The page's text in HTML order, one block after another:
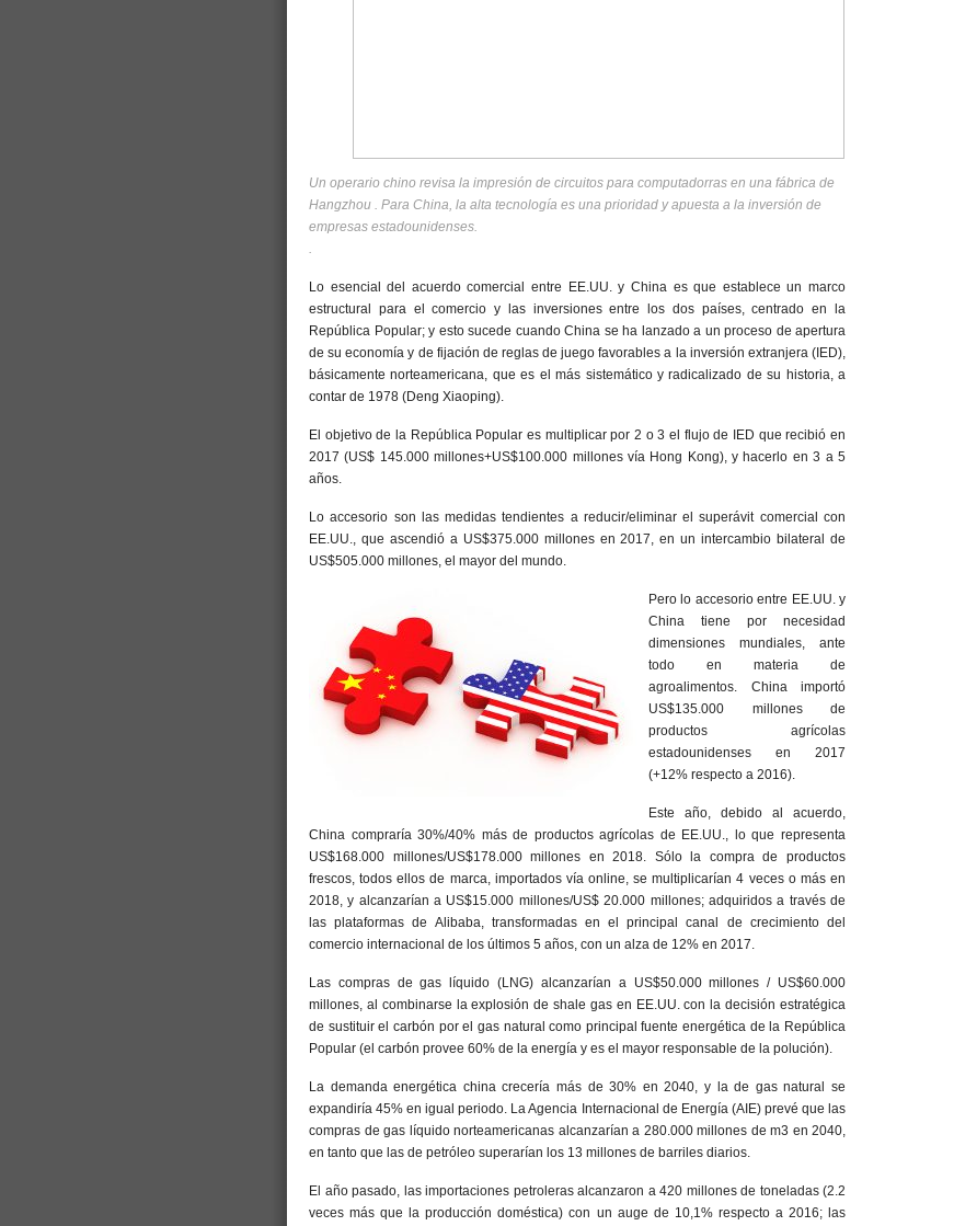
Un operario chino revisa la impresión de circuitos para computadorras en una fábrica de
Hangzhou . Para China, la alta tecnología es una prioridad y apuesta a la inversión de
empresas estadounidenses.
.
Lo esencial del acuerdo comercial entre EE.UU. y China es que establece un marco
estructural para el comercio y las inversiones entre los dos países, centrado en la
República Popular; y esto sucede cuando China se ha lanzado a un proceso de apertura
de su economía y de fijación de reglas de juego favorables a la inversión extranjera (IED),
básicamente norteamericana, que es el más sistemático y radicalizado de su historia, a
contar de 1978 (Deng Xiaoping).
El objetivo de la República Popular es multiplicar por 2 o 3 el flujo de IED que recibió en
2017 (US$ 145.000 millones+US$100.000 millones vía Hong Kong), y hacerlo en 3 a 5
años.
Lo accesorio son las medidas tendientes a reducir/eliminar el superávit comercial con
EE.UU., que ascendió a US$375.000 millones en 2017, en un intercambio bilateral de
US$505.000 millones, el mayor del mundo.
Pero lo accesorio entre EE.UU. y
China tiene por necesidad
dimensiones mundiales, ante
todo en materia de
agroalimentos. China importó
US$135.000 millones de
productos agrícolas
estadounidenses en 2017
(+12% respecto a 2016).
Este año, debido al acuerdo,
China compraría 30%/40% más de productos agrícolas de EE.UU., lo que representa
US$168.000 millones/US$178.000 millones en 2018. Sólo la compra de productos
frescos, todos ellos de marca, importados vía online, se multiplicarían 4 veces o más en
2018, y alcanzarían a US$15.000 millones/US$ 20.000 millones; adquiridos a través de
las plataformas de Alibaba, transformadas en el principal canal de crecimiento del
comercio internacional de los últimos 5 años, con un alza de 12% en 2017.
Las compras de gas líquido (LNG) alcanzarían a US$50.000 millones / US$60.000
millones, al combinarse la explosión de shale gas en EE.UU. con la decisión estratégica
de sustituir el carbón por el gas natural como principal fuente energética de la República
Popular (el carbón provee 60% de la energía y es el mayor responsable de la polución).
La demanda energética china crecería más de 30% en 2040, y la de gas natural se
expandiría 45% en igual periodo. La Agencia Internacional de Energía (AIE) prevé que las
compras de gas líquido norteamericanas alcanzarían a 280.000 millones de m3 en 2040,
en tanto que las de petróleo superarían los 13 millones de barriles diarios.
El año pasado, las importaciones petroleras alcanzaron a 420 millones de toneladas (2.2
veces más que la producción doméstica) con un auge de 10,1% respecto a 2016; las